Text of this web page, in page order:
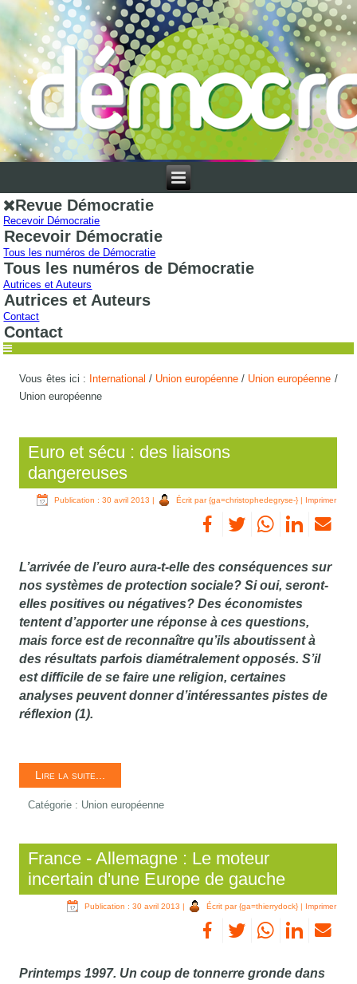
Revue Démocratie
Recevoir Démocratie
Recevoir Démocratie
Tous les numéros de Démocratie
Tous les numéros de Démocratie
Autrices et Auteurs
Autrices et Auteurs
Contact
Contact
Vous êtes ici : International / Union européenne / Union européenne /
Union européenne
Euro et sécu : des liaisons
dangereuses
Publication : 30 avril 2013 | Écrit par {ga=christophedegryse-} | Imprimer
L’arrivée de l’euro aura-t-elle des conséquences sur
nos systèmes de protection sociale? Si oui, seront-
elles positives ou négatives? Des économistes
tentent d’apporter une réponse à ces questions,
mais force est de reconnaître qu’ils aboutissent à
des résultats parfois diamétralement opposés. S’il
est difficile de se faire une religion, certaines
analyses peuvent donner d’intéressantes pistes de
réflexion (1).
Lire la suite...
Catégorie : Union européenne
France - Allemagne : Le moteur
incertain d'une Europe de gauche
Publication : 30 avril 2013 | Écrit par {ga=thierrydock} | Imprimer
Printemps 1997. Un coup de tonnerre gronde dans